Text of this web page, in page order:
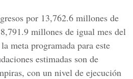
por 13,762.6 millones de
millones de igual mes del
meta programada para este
estimadas son de
con un nivel de ejecución